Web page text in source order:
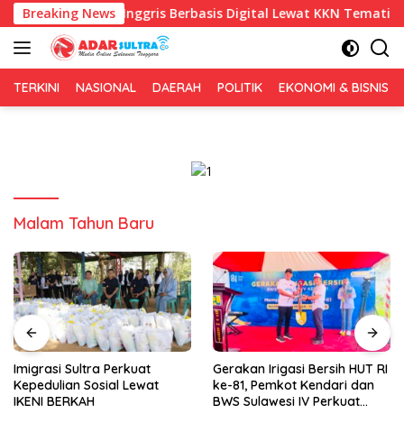
Langsung
ke
konten
Breaking News
Bahasa Inggris Berbasis Digital Lewat KKN Tematik di
TERKINI NASIONAL DAERAH POLITIK EKONOMI & BISNIS
Malam Tahun Baru
Imigrasi Sultra Perkuat
Kepedulian Sosial Lewat
IKENI BERKAH
Gerakan Irigasi Bersih HUT RI
ke-81, Pemkot Kendari dan
BWS Sulawesi IV Perkuat